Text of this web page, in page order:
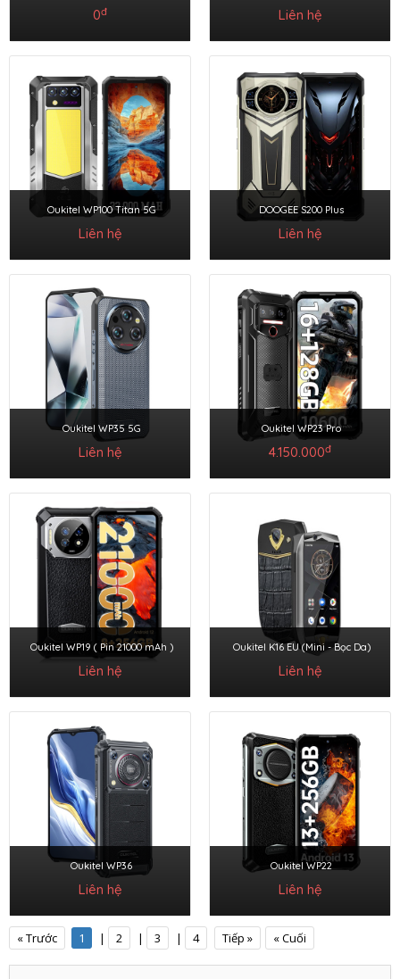
0đ Liên hệ
Oukitel WP100 Titan 5G
Liên hệ
DOOGEE S200 Plus
Liên hệ
Oukitel WP35 5G
Liên hệ
Oukitel WP23 Pro
4.150.000đ
Oukitel WP19 ( Pin 21000 mAh )
Liên hệ
Oukitel K16 EU (Mini - Bọc Da)
Liên hệ
Oukitel WP36
Liên hệ
Oukitel WP22
Liên hệ
« Trước 1 | 2 | 3 | 4 Tiếp » « Cuối